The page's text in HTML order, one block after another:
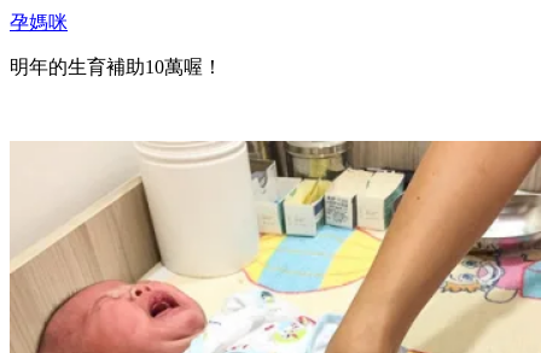
孕媽咪
明年的生育補助10萬喔！